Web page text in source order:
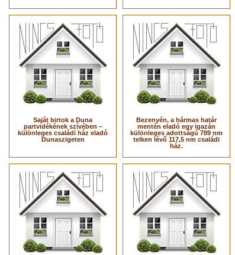
Saját birtok a Duna
partvidékének szívében –
különleges családi ház eladó
Dunaszigeten
Bezenyén, a hármas határ
mentén eladó egy igazán
különleges adottságú 789 nm
telken lévő 117,5 nm családi
ház.